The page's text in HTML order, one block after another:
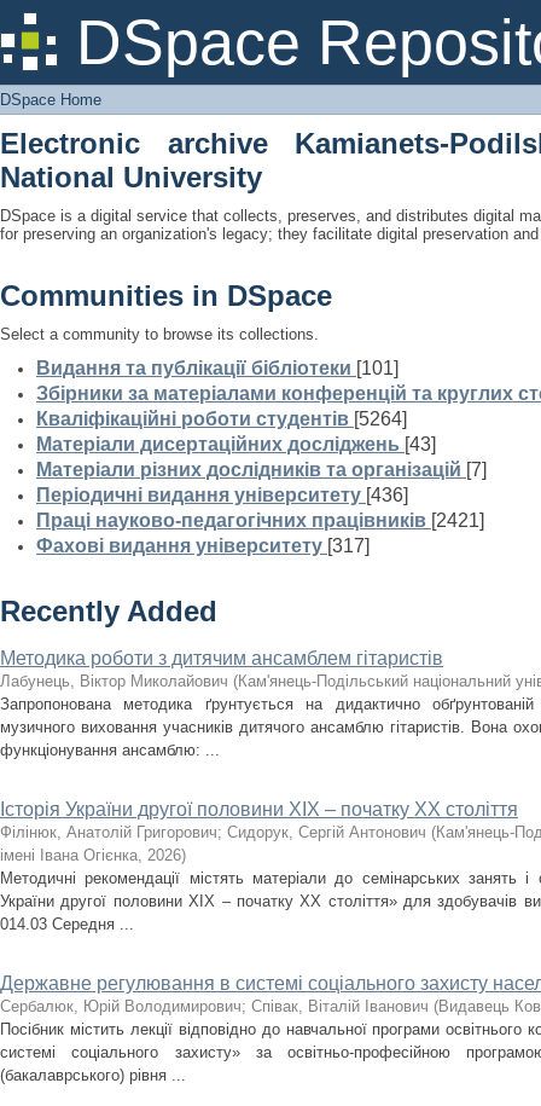
DSpace
DSpace Home
DSpace Home
Electronic archive Kamianets-
National University
DSpace is a digital service that collects, preserves, and distributes digital
for preserving an organization's legacy; they facilitate digital preservation
Communities in DSpace
Select a community to browse its collections.
Видання та публікації бібліотеки [101]
Збірники за матеріалами конференцій та круглих
Кваліфікаційні роботи студентів [5264]
Матеріали дисертаційних досліджень [43]
Матеріали різних дослідників та організацій [7]
Періодичні видання університету [436]
Праці науково-педагогічних працівників [2421]
Фахові видання університету [317]
Recently Added
Методика роботи з дитячим ансамблем гітаристів
Лабунець, Віктор Миколайович (Кам'янець-Подільський національний
Запропонована методика ґрунтується на дидактично
музичного виховання учасників дитячого ансамблю гітаристів. Вона
функціонування ансамблю: ...
Історія України другої половини XIX – початку ХХ століття
Філінюк, Анатолій Григорович; Сидорук, Сергій Антонович (Кам'янець-
імені Івана Огієнка, 2026)
Методичні рекомендації містять матеріали до семінарських занять і
України другої половини ХІХ – початку ХХ століття» для здобувачів
014.03 Середня ...
Державне регулювання в системі соціального захисту
Сербалюк, Юрій Володимирович; Співак, Віталій Іванович (Видавець
Посібник містить лекції відповідно до навчальної програми
системі соціального захисту» за освітньо-професійною
(бакалаврського) рівня ...